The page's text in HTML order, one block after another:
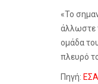
«Το
άλλωστε
ομάδα
πλευρό
Πηγή: